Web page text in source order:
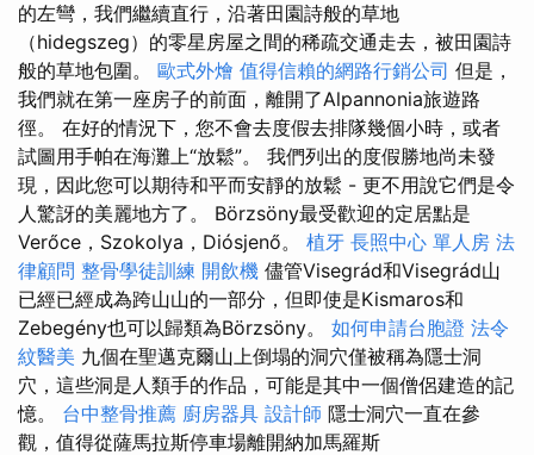
的左彎，我們繼續直行，沿著田園詩般的草地
（hidegszeg）的零星房屋之間的稀疏交通走去，被田園詩
般的草地包圍。 歐式外燴 值得信賴的網路行銷公司 但是，
我們就在第一座房子的前面，離開了Alpannonia旅遊路
徑。 在好的情況下，您不會去度假去排隊幾個小時，或者
試圖用手帕在海灘上“放鬆”。 我們列出的度假勝地尚未發
現，因此您可以期待和平而安靜的放鬆 - 更不用說它們是令
人驚訝的美麗地方了。 Börzsöny最受歡迎的定居點是
Verőce，Szokolya，Diósjenő。 植牙 長照中心 單人房 法
律顧問 整骨學徒訓練 開飲機 儘管Visegrád和Visegrád山
已經已經成為跨山山的一部分，但即使是Kismaros和
Zebegény也可以歸類為Börzsöny。 如何申請台胞證 法令
紋醫美 九個在聖邁克爾山上倒塌的洞穴僅被稱為隱士洞
穴，這些洞是人類手的作品，可能是其中一個僧侶建造的記
憶。 台中整骨推薦 廚房器具 設計師 隱士洞穴一直在參
觀，值得從薩馬拉斯停車場離開納加馬羅斯